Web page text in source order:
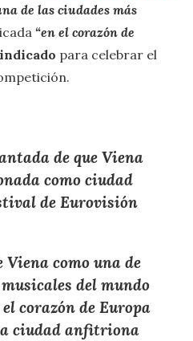
de las ciudades más
“en el corazón de
indicado para celebrar el
de que Viena
como ciudad
de Eurovisión
Viena como una de
del mundo
corazón de Europa
ciudad anfitriona